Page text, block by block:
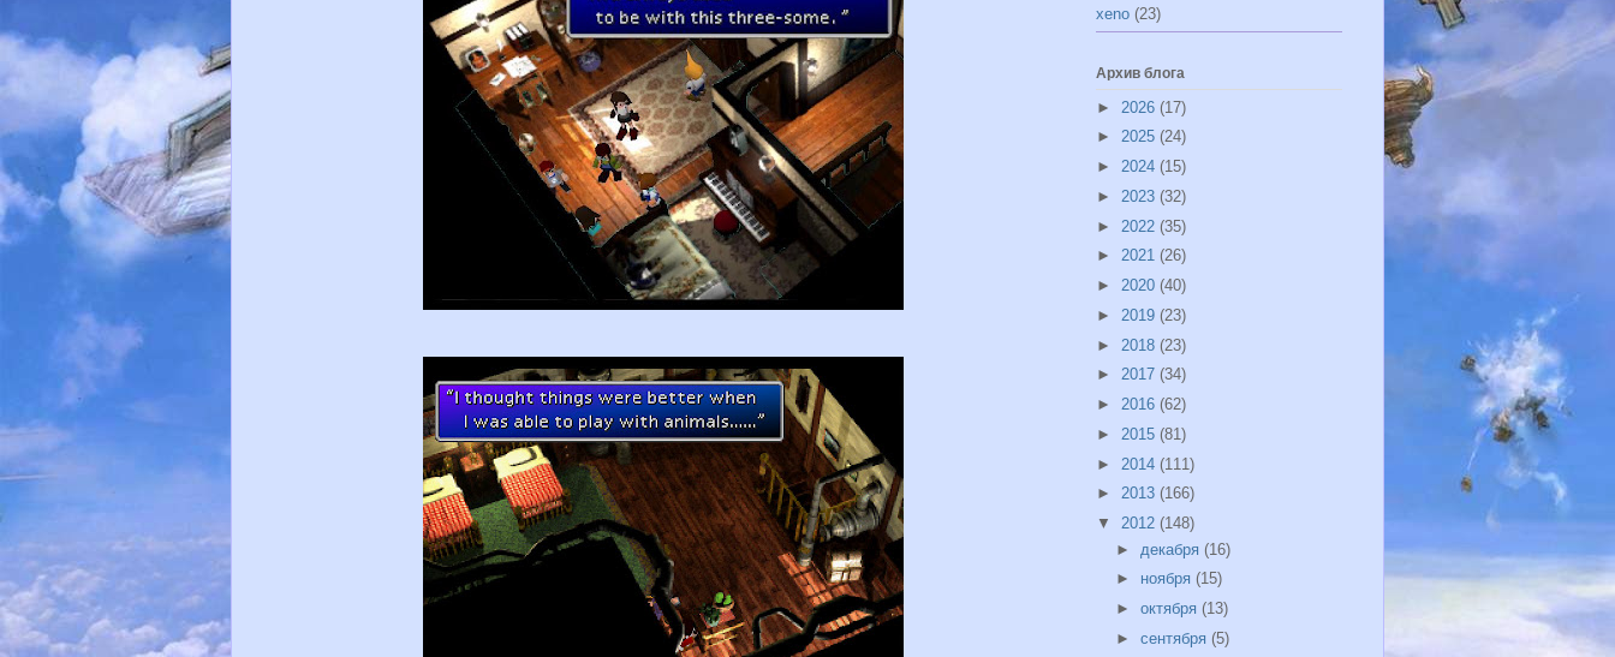
xeno (23)
Архив блога
► 2026 (17)
► 2025 (24)
► 2024 (15)
► 2023 (32)
► 2022 (35)
► 2021 (26)
► 2020 (40)
► 2019 (23)
► 2018 (23)
► 2017 (34)
► 2016 (62)
► 2015 (81)
► 2014 (111)
► 2013 (166)
▼ 2012 (148)
► декабря (16)
► ноября (15)
► октября (13)
► сентября (5)